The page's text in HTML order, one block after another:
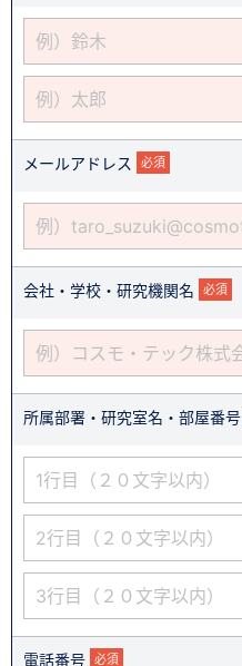
メールアドレス 必須
会社・学校・研究機関名 必須
所属部署・研究室名・部屋番号
電話番号 必須